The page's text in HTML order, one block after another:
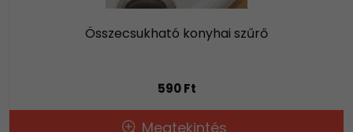
Összecsukható konyhai szűrő
590 Ft
Megtekintés